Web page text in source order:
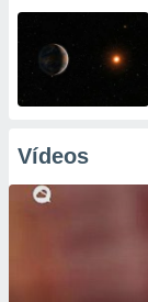
Vídeos